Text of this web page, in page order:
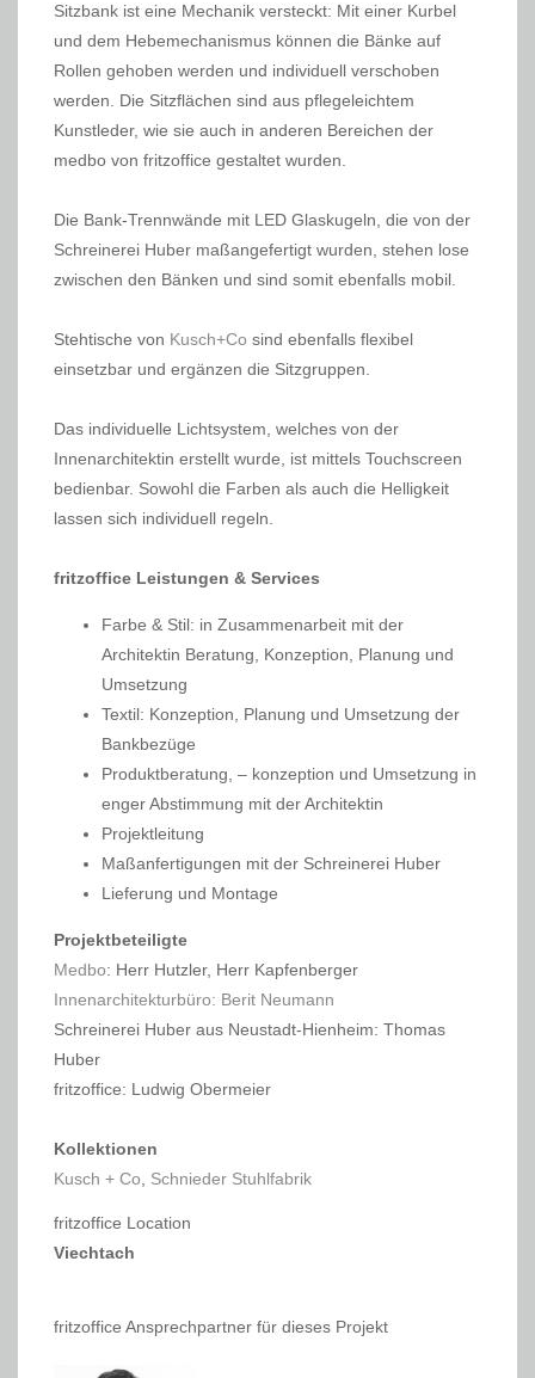
Sitzbank ist eine Mechanik versteckt: Mit einer Kurbel
und dem Hebemechanismus können die Bänke auf
Rollen gehoben werden und individuell verschoben
werden. Die Sitzflächen sind aus pflegeleichtem
Kunstleder, wie sie auch in anderen Bereichen der
medbo von fritzoffice gestaltet wurden.
Die Bank-Trennwände mit LED Glaskugeln, die von der
Schreinerei Huber maßangefertigt wurden, stehen lose
zwischen den Bänken und sind somit ebenfalls mobil.
Stehtische von Kusch+Co sind ebenfalls flexibel
einsetzbar und ergänzen die Sitzgruppen.
Das individuelle Lichtsystem, welches von der
Innenarchitektin erstellt wurde, ist mittels Touchscreen
bedienbar. Sowohl die Farben als auch die Helligkeit
lassen sich individuell regeln.
fritzoffice Leistungen & Services
Farbe & Stil: in Zusammenarbeit mit der
Architektin Beratung, Konzeption, Planung und
Umsetzung
Textil: Konzeption, Planung und Umsetzung der
Bankbezüge
Produktberatung, – konzeption und Umsetzung in
enger Abstimmung mit der Architektin
Projektleitung
Maßanfertigungen mit der Schreinerei Huber
Lieferung und Montage
Projektbeteiligte
Medbo: Herr Hutzler, Herr Kapfenberger
Innenarchitekturbüro: Berit Neumann
Schreinerei Huber aus Neustadt-Hienheim: Thomas
Huber
fritzoffice: Ludwig Obermeier
Kollektionen
Kusch + Co, Schnieder Stuhlfabrik
fritzoffice Location
Viechtach
fritzoffice Ansprechpartner für dieses Projekt